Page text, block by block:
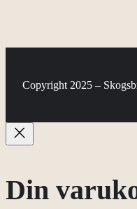
Copyright 2025 –
Din